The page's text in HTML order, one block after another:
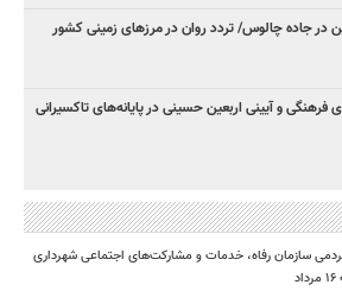
در جاده چالوس/ تردد روان در مرزهای زمینی کشور
فرهنگی و آیینی اربعین حسینی در پایانه‌های تاکسیرانی
سازمان رفاه، خدمات و مشارکت‌های اجتماعی شهرداری